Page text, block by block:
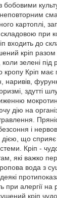
бобовими
картоплі,
при
входить до
кріп разом
зелені
кропу Кріп
наривів,
здутті
дію на
і
що сприяє
Кріп -
які важко
вода з
при алергії на
кріп